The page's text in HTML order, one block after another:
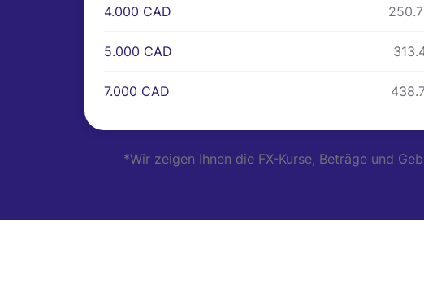
4.000 CAD
5.000 CAD
7.000 CAD
*Wir zeigen Ihnen die FX-Kurse, Beträge und